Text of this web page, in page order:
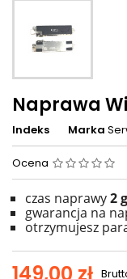
Naprawa
Indeks Marka
Ocena
czas naprawy2
gwarancja na
otrzymujesz